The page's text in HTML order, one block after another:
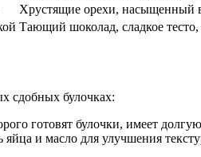
Хрустящие орехи, насыщенный
Тающий шоколад, сладкое
сдобных булочках:
готовят булочки, имеет
яйца и масло для улучшения